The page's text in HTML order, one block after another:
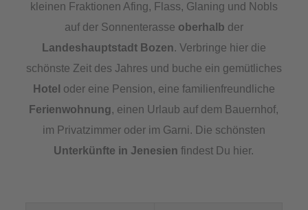
kleinen Fraktionen Afing, Flass, Glaning und Nobls
auf der Sonnenterasse oberhalb der
Landeshauptstadt Bozen. Verbringe hier die
schönste Zeit des Jahres und buche ein gemütliches
Hotel oder eine Pension, eine familienfreundliche
Ferienwohnung, einen Urlaub auf dem Bauernhof,
im Privatzimmer oder im Garni. Die schönsten
Unterkünfte in Jenesien findest Du hier.